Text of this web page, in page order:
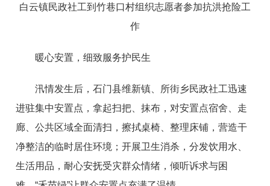
白云镇民政社工到竹巷口村组织志愿者参加抗洪抢险工
作
暖心安置，细致服务护民生
汛情发生后，石门县维新镇、所街乡民政社工迅速
进驻集中安置点，拿起扫把、抹布，对安置点宿舍、走
廊、公共区域全面清扫，擦拭桌椅、整理床铺，营造干
净整洁的临时居住环境；开展卫生消杀，分发饮用水、
生活用品，耐心安抚受灾群众情绪，倾听诉求与困